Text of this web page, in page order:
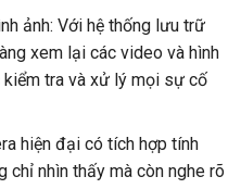
ảnh: Với hệ thống lưu trữ
xem lại các video và hình
tra và xử lý mọi sự cố
hiện đại có tích hợp tính
chỉ nhìn thấy mà còn nghe rõ